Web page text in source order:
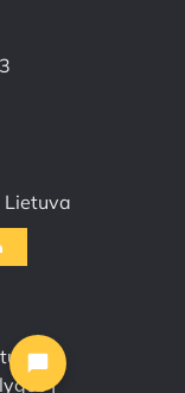
Lietuva
|